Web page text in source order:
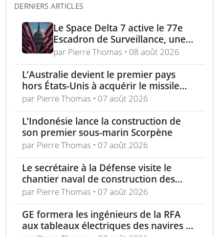
DERNIERS ARTICLES
Le Space Delta 7 active le 77e
Escadron de Surveillance, une
nouvelle ère du suivi de cibles
spatiales
par Pierre Thomas • 08 août 2026
L’Australie devient le premier pays
hors États-Unis à acquérir le missile
AIM-260 JATM
par Pierre Thomas • 07 août 2026
L’Indonésie lance la construction de
son premier sous-marin Scorpène
par Pierre Thomas • 07 août 2026
Le secrétaire à la Défense visite le
chantier naval de construction des
frégates Type 31 à Rosyth
par Pierre Thomas • 07 août 2026
GE formera les ingénieurs de la RFA
aux tableaux électriques des navires de